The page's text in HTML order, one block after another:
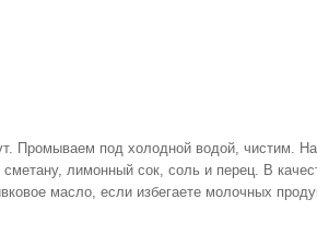
Промываем под холодной водой, чистим.
лимонный сок, соль и перец. В
масло, если избегаете молочных